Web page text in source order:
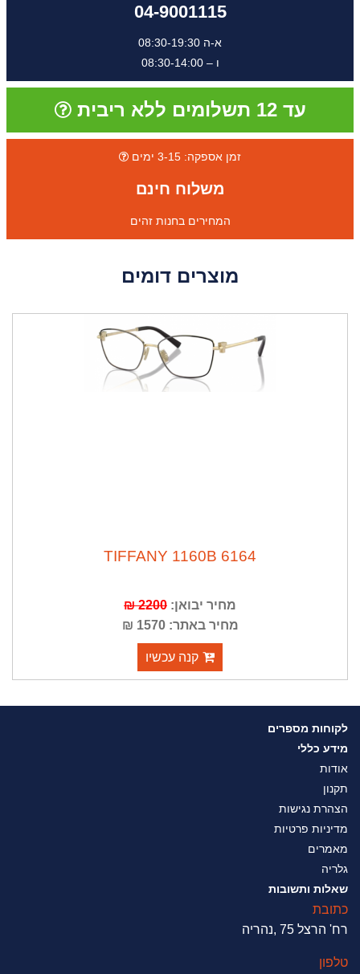
04-9001115
א-ה 08:30-19:30
ו – 08:30-14:00
עד 12 תשלומים ללא ריבית
זמן אספקה: 3-15 ימים
משלוח חינם
המחירים בחנות זהים
מוצרים דומים
TIFFANY 1160B 6164
מחיר יבואן:2200 ₪
מחיר באתר: 1570 ₪
קנה עכשיו
לקוחות מספרים
מידע כללי
אודות
תקנון
הצהרת נגישות
מדיניות פרטיות
מאמרים
גלריה
שאלות ותשובות
כתובת
רח' הרצל 75 ,נהריה
טלפון